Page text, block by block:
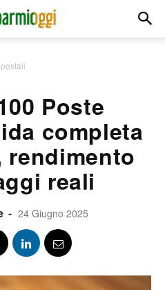
Poste
completa
reali
- 24 Giugno 2025